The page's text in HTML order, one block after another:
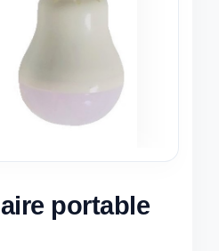
portable